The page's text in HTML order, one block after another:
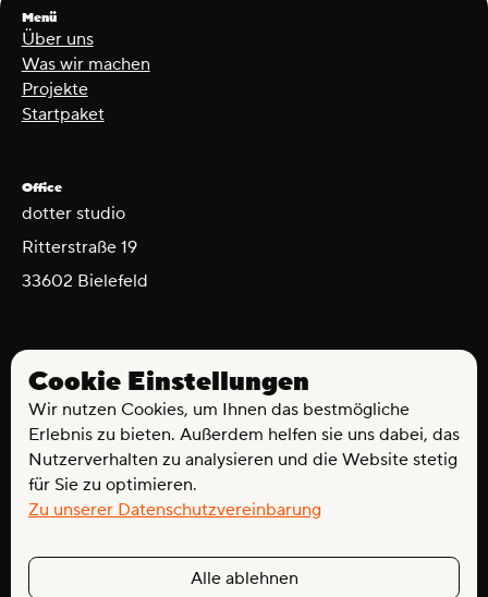
Menü
Über uns
Was wir machen
Projekte
Startpaket
Office
dotter studio
Ritterstraße 19
33602 Bielefeld
hallo@dotter.studio
@Instagram
@LinkedIn
Cookie Einstellungen
Wir nutzen Cookies, um Ihnen das bestmögliche
Erlebnis zu bieten. Außerdem helfen sie uns dabei, das
Nutzerverhalten zu analysieren und die Website stetig
für Sie zu optimieren.
Zu unserer Datenschutzvereinbarung
Alle ablehnen